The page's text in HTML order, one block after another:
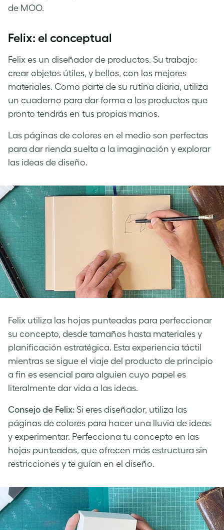
de MOO.
Felix: el conceptual
Felix es un diseñador de productos. Su trabajo:
crear objetos útiles, y bellos, con los mejores
materiales. Como parte de su rutina diaria, utiliza
un cuaderno para dar forma a los productos que
pronto tendrás en tus propias manos.
Las páginas de colores en el medio son perfectas
para dar rienda suelta a la imaginación y explorar
las ideas de diseño.
Felix utiliza las hojas punteadas para perfeccionar
su concepto, desde tamaños hasta materiales y
planificación estratégica. Esta experiencia táctil
mientras se sigue el viaje del producto de principio
a fin es esencial para alguien cuyo papel es
literalmente dar vida a las ideas.
Consejo de Felix: Si eres diseñador, utiliza las
páginas de colores para hacer una lluvia de ideas
y experimentar. Perfecciona tu concepto en las
hojas punteadas, que ofrecen más estructura sin
restricciones y te guían en el diseño.